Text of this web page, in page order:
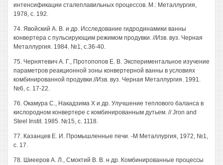
интенсификации сталеплавильных процессов. М.: Металлургия,
1978, с. 192.
74. Явойский А. В. и др. Исследование гидродинамики ванны
конвертера с пульсирующим режимом продувки. //Изв. вуз. Черная
Металлургия. 1984. №1, с.36-40.
75. Чернятевич А. Г., Протопопов Е. В. Экспериментальное изучение
параметров реакционной зоны конвертерной ванны в условиях
комбинированной продувки.//Изв. вуз. Черная Металлургия. 1991.
№6, с. 17-22.
76. Окамура С., Накадзима X и др. Улучшение теплового баланса в
кислородном конвертере с комбинированным дутьем. // Jron and
Steel Instit. 1985. №15, с. 1118.
77. Казанцев Е. И. Промышленные печи. -М Металлургия, 1972, №1,
с. 17.
78. Шиееров А. Л., Смоктий В. В. н др. Комбинированные процессы